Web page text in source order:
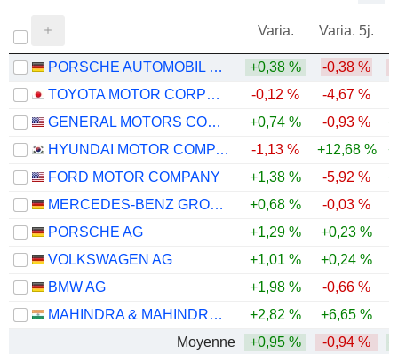
Varia. Varia. 5j.
PORSCHE AUTOMOBIL HOLDING SE +0,38 % -0,38 %
TOYOTA MOTOR CORPORATION
-0,12 % -4,67 %
GENERAL MOTORS COMPANY
+0,74 % -0,93 %
HYUNDAI MOTOR COMPANY
-1,13 % +12,68 %
FORD MOTOR COMPANY
+1,38 % -5,92 %
MERCEDES-BENZ GROUP AG
+0,68 % -0,03 %
PORSCHE AG
+1,29 % +0,23 %
VOLKSWAGEN AG
+1,01 % +0,24 %
BMW AG
+1,98 % -0,66 %
MAHINDRA & MAHINDRA LIMITED
+2,82 % +6,65 %
Moyenne
+0,95 % -0,94 %